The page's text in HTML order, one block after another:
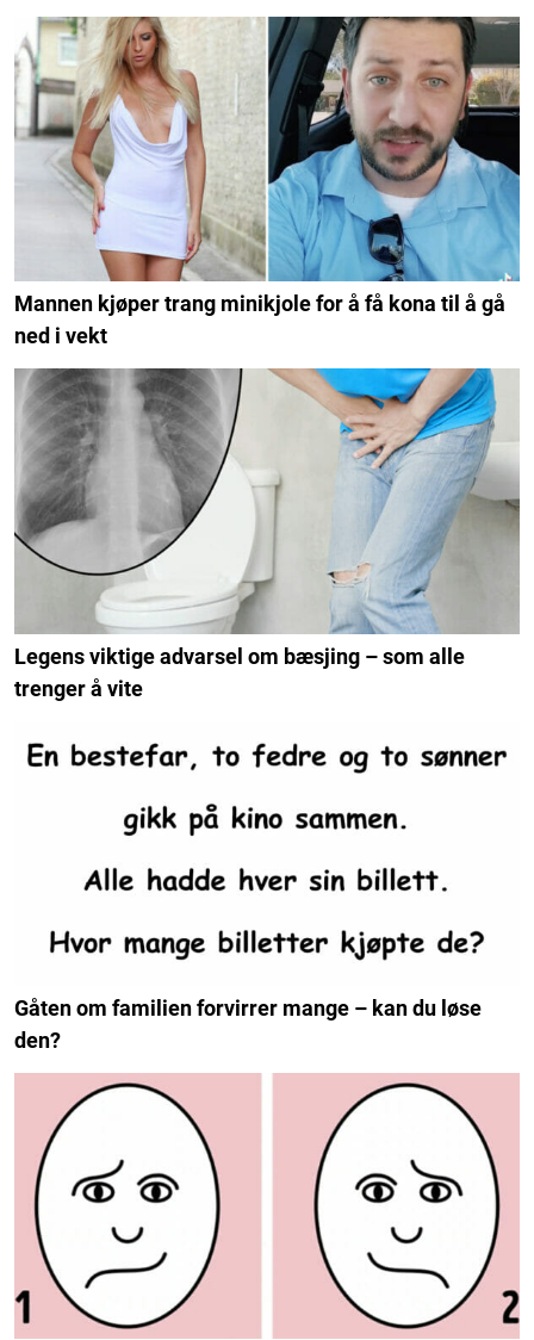
Mannen kjøper trang minikjole for å få kona til å gå
ned i vekt
Legens viktige advarsel om bæsjing – som alle
trenger å vite
Gåten om familien forvirrer mange – kan du løse
den?